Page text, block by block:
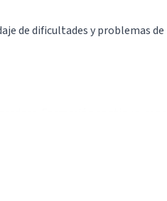
de dificultades y problemas
Formación continua,